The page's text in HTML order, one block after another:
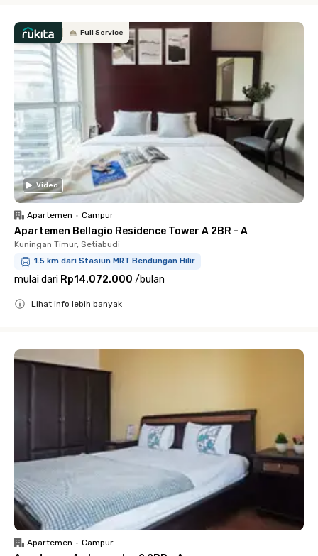
Full Service
Video
Apartemen • Campur
Apartemen Bellagio Residence Tower A 2BR - A
Kuningan Timur, Setiabudi
1.5 km dari Stasiun MRT Bendungan Hilir
mulai dari Rp14.072.000 /bulan
Lihat info lebih banyak
Apartemen • Campur